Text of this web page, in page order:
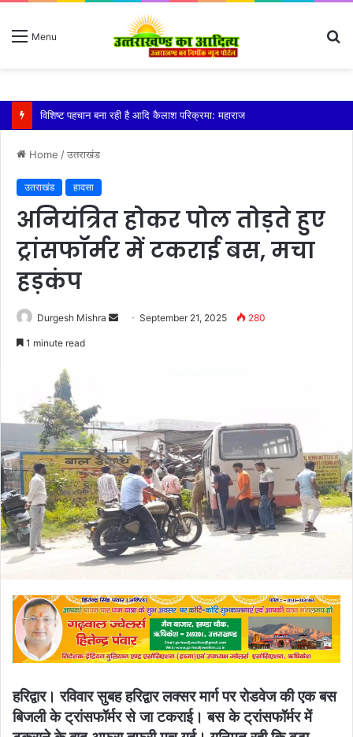
Menu
तेज बारिश से धर्मनगरी हरिद्वार हुई पानी-पानी
Home /उतराखंड
उतराखंड हादसा
अनियंत्रित होकर पोल तोड़ते हुए
ट्रांसफॉर्मर में टकराई बस, मचा
हड़कंप
Durgesh Mishra
Send September 21, 2025 280
1 minute read
हरिद्वार। रविवार सुबह हरिद्वार लक्सर मार्ग पर रोडवेज की एक बस
बिजली के ट्रांसफॉर्मर से जा टकराई। बस के ट्रांसफॉर्मर में